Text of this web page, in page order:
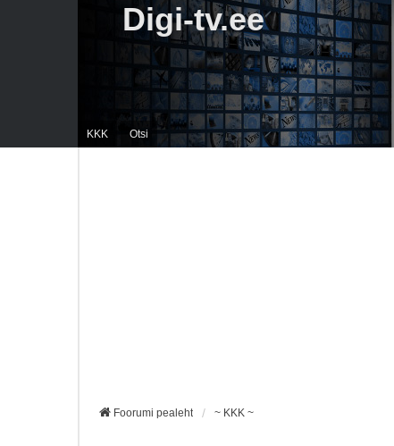
KKK Otsi
Digi-tv.ee
Foorumi pealeht ~ KKK ~